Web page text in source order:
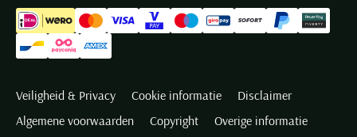
Veiligheid & Privacy Cookie informatie
Disclaimer
Algemene voorwaarden
Copyright Overige informatie